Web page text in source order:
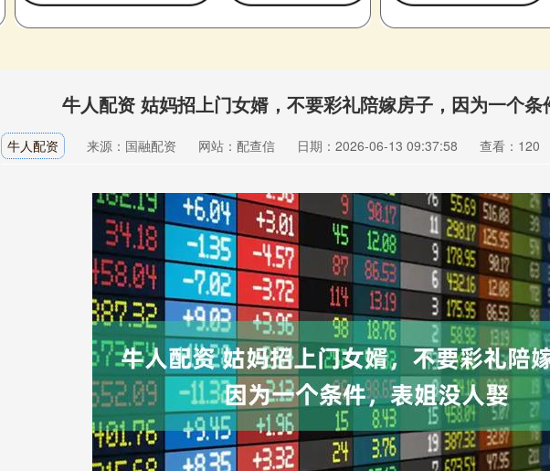
牛人配资 姑妈招上门女婿，不要彩礼陪嫁房子，因为一个
牛人配资 来源：国融配资 网站：配查信 日期：2026-06-13 09:37:58 查看：120